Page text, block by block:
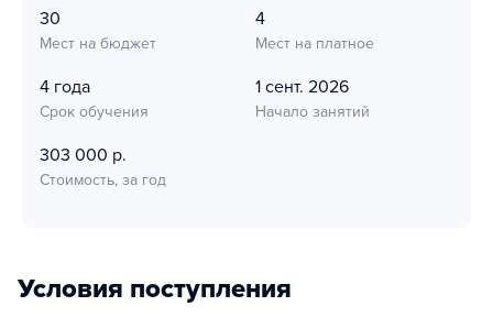
30
Мест на бюджет
4
Мест на платное
4 года
Срок обучения
1 сент. 2026
Начало занятий
303 000 р.
Стоимость, за год
Условия поступления